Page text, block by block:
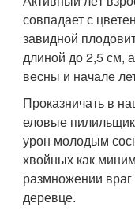
совпадает с
завидной
длиной до 2,5 см,
весны и начале
Проказничать в
еловые
урон молодым
хвойных как
размножении
деревце.